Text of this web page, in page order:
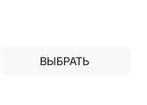
ВЫБРАТЬ